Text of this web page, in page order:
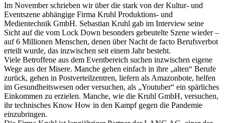
Im November schrieben wir über die stark von der Kultur- und
Eventszene abhängige Firma Kruhl Produktions- und
Medientechnik GmbH. Sebastian Kruhl gab im Interview seine
Sicht auf die vom Lock Down besonders gebeutelte Szene wieder –
auf 6 Millionen Menschen, denen über Nacht de facto Berufsverbot
erteilt wurde, das inzwischen seit einem Jahr besteht.
Viele Betroffene aus dem Eventbereich suchen inzwischen eigene
Wege aus der Misere. Manche gehen einfach in ihre „alten“ Berufe
zurück, gehen in Postverteilzentren, liefern als Amazonbote, helfen
im Gesundheitswesen oder versuchen, als „Youtuber“ ein spärliches
Einkommen zu erzielen. Manche, wie die Kruhl GmbH, versuchen,
ihr technisches Know How in den Kampf gegen die Pandemie
einzubringen.